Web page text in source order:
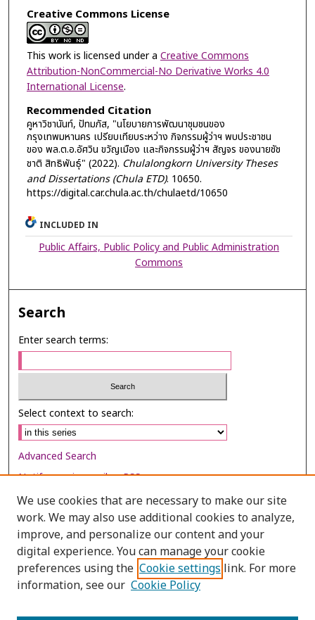
Creative Commons License
This work is licensed under a Creative Commons
Attribution-NonCommercial-No Derivative Works 4.0
International License.
Recommended Citation
คูหาวิชานันท์, ปัทมภัส, "นโยบายการพัฒนาชุมชนของ
กรุงเทพมหานคร เปรียบเทียบระหว่าง กิจกรรมผู้ว่าฯ พบประชาชน
ของ พล.ต.อ.อัศวิน ขวัญเมือง และกิจกรรมผู้ว่าฯ สัญจร ของนายชัช
ชาติ สิทธิพันธุ์" (2022). Chulalongkorn University Theses
and Dissertations (Chula ETD). 10650.
https://digital.car.chula.ac.th/chulaetd/10650
INCLUDED IN
Public Affairs, Public Policy and Public Administration
Commons
Search
Enter search terms:
Select context to search:
Advanced Search
Notify me via email orRSS
Browse
Collections
Disciplines
Authors
We use cookies that are necessary to make our site
work. We may also use additional cookies to analyze,
improve, and personalize our content and your
digital experience. You can manage your cookie
preferences using the Cookie settings link. For more
information, see our Cookie Policy